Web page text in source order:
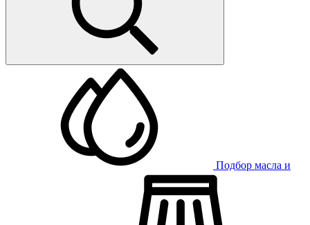
Подбор масла и